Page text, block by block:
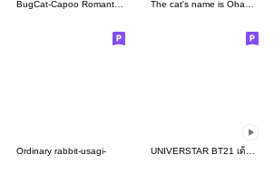
BugCat-Capoo Romantic Little Flowers The cat's name is Ohagi.5
Ordinary rabbit-usagi-